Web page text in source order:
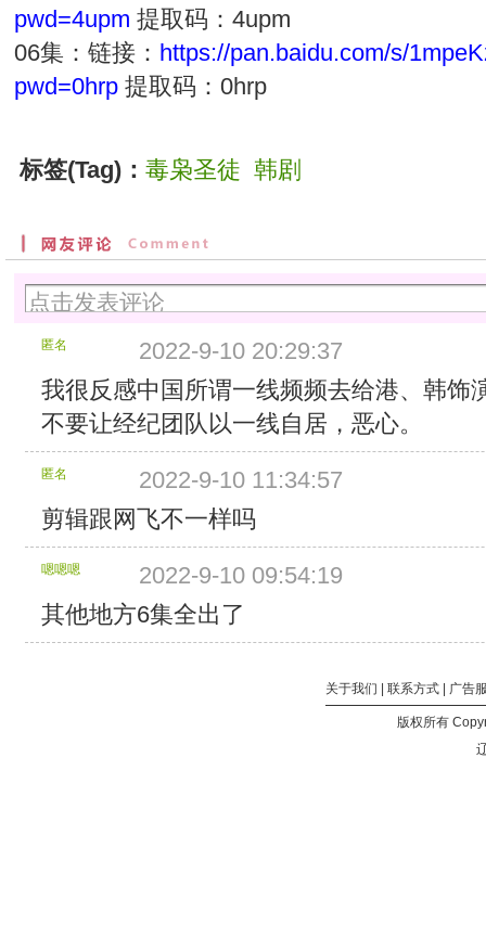
pwd=4upm 提取码：4upm
06集：链接： https://pan.baidu.com/s/
pwd=0hrp 提取码：0hrp
标签(Tag)： 毒枭圣徒 韩剧
匿名
2022-9-10 20:29:37
我很反感中国所谓一线频频去给港、韩饰
不要让经纪团队以一线自居，恶心。
匿名
2022-9-10 11:34:57
剪辑跟网飞不一样吗
嗯嗯嗯
2022-9-10 09:54:19
其他地方6集全出了
关于我们 联系方式 广告
版权所有